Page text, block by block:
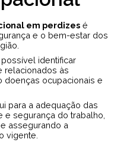
em perdizes é
e o bem-estar dos
identificar
relacionados às
doenças ocupacionais e
para a adequação das
e segurança do trabalho,
assegurando a
vigente.